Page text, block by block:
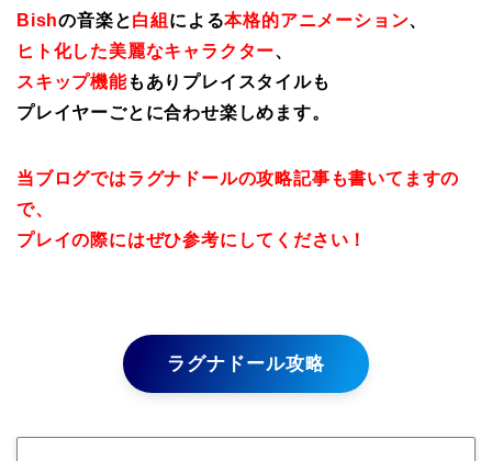
Bishの音楽と白組 による本格的アニメーション、
ヒト化した美麗なキャラクター、
スキップ機能もありプレイスタイルも
プレイヤーごとに合わせ楽しめます。
当ブログではラグナドールの攻略記事も書いてますの
で、
プレイの際にはぜひ参考にしてください！
ラグナドール攻略